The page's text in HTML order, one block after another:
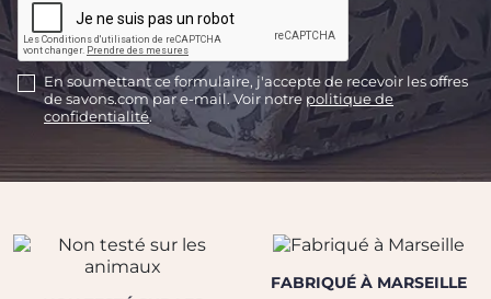
En soumettant ce formulaire, j'accepte de recevoir les offres
de savons.com par e-mail. Voir notre politique de
confidentialité.
FABRIQUÉ À MARSEILLE